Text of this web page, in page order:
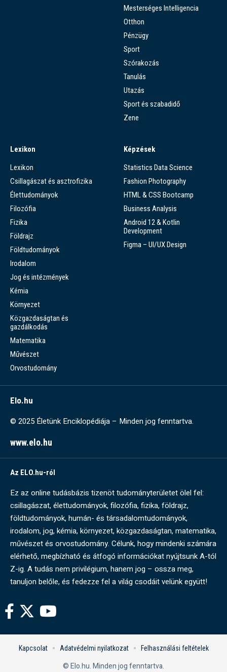
Mesterséges Intelligencia
Otthon
Pénzügy
Sport
Szórakozás
Tanulás
Utazás
Sport és szabadidő
Zene
Lexikon
Lexikon
Csillagászat és asztrofizika
Élettudományok
Filozófia
Fizika
Földrajz
Földtudományok
Irodalom
Jog és intézmények
Kémia
Környezet
Közgazdaságtan és
gazdálkodás
Matematika
Művészet
Orvostudomány
Képzések
Statistics Data Science
Fashion Photography
HTML & CSS Bootcamp
Business Analysis
Android 12 & Kotlin
Development
Figma – UI/UX Design
Elo.hu
© 2025 Életünk Enciklopédiája – Minden jog fenntartva.
www.elo.hu
Az ELO.hu-ról
Ez az online tudásbázis tizenöt tudományterületet ölel fel:
csillagászat, élettudományok, filozófia, fizika, földrajz,
földtudományok, humán- és társadalomtudományok,
irodalom, jog, kémia, környezet, közgazdaságtan, matematika,
művészet és orvostudomány. Célunk, hogy mindenki számára
elérhető, megbízható és átfogó információkat nyújtsunk A-tól
Z-ig. A tudás nem privilégium, hanem jog – ossza meg,
tanuljon belőle, és fedezze fel a világ csodáit velünk együtt!
© Elo.hu. Minden jog fenntartva.
Kapcsolat Adatvédelmi nyilatkozat Felhasználási feltételek